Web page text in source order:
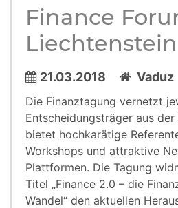
Finance
Liechtenstein
21.03.2018 Vaduz
Die Finanztagung vernetzt
Entscheidungsträger aus
bietet hochkarätige
Workshops und attraktive
Plattformen. Die Tagung
Titel „Finance 2.0 – die
Wandel“ den aktuellen